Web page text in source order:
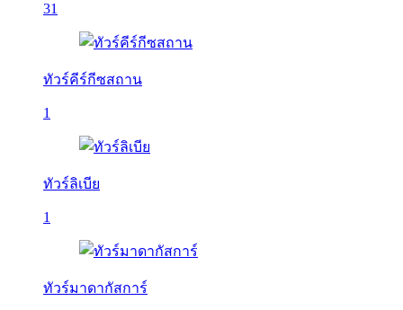
31
ทัวร์คีร์กีซสถาน
1
ทัวร์ลิเบีย
1
ทัวร์มาดากัสการ์